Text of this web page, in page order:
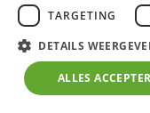
Aluminium
zelfdragende
4 mm klaar
dak
TARGETING
DETAILS
ALLES